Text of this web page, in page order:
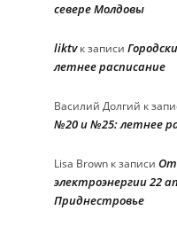
севере Молдовы
liktvк записи
летнее расписание
Василий Долгий к
№20 и №25: летнее
Lisa Brown к записи
электроэнергии 22
Приднестровье